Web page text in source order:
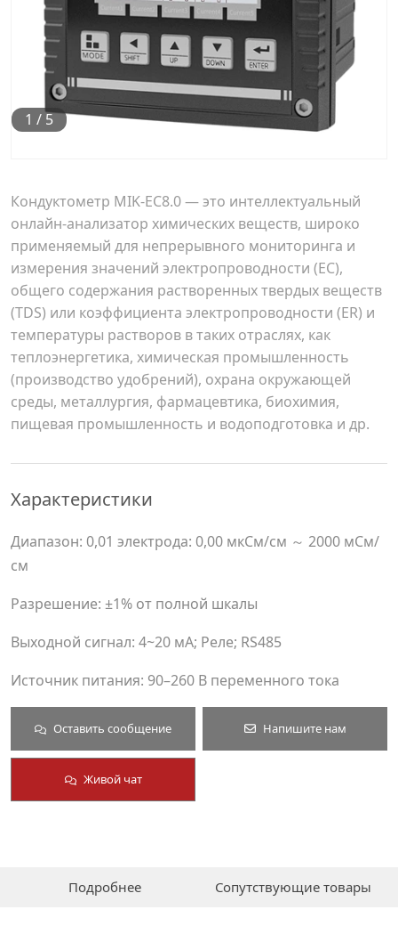
Кондуктометр MIK-EC8.0 — это интеллектуальный
онлайн-анализатор химических веществ, широко
применяемый для непрерывного мониторинга и
измерения значений электропроводности (EC),
общего содержания растворенных твердых веществ
(TDS) или коэффициента электропроводности (ER) и
температуры растворов в таких отраслях, как
теплоэнергетика, химическая промышленность
(производство удобрений), охрана окружающей
среды, металлургия, фармацевтика, биохимия,
пищевая промышленность и водоподготовка и др.
Характеристики
Диапазон: 0,01 электрода: 0,00 мкСм/см ～ 2000 мСм/
см
Разрешение: ±1% от полной шкалы
Выходной сигнал: 4~20 мА; Реле; RS485
Источник питания: 90–260 В переменного тока
Оставить сообщение Напишите нам
Живой чат
1 / 5
Подробнее Сопутствующие товары